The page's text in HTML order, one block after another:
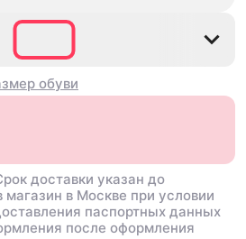
ничего не
Комментарий:42
обуви
доставки указан до
магазин в Москве при условии
паспортных данных
после оформления